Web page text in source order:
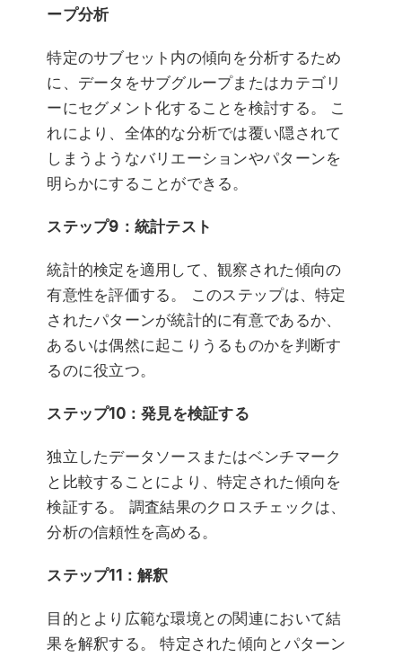
ープ分析
特定のサブセット内の傾向を分析するため
に、データをサブグループまたはカテゴリ
ーにセグメント化することを検討する。 こ
れにより、全体的な分析では覆い隠されて
しまうようなバリエーションやパターンを
明らかにすることができる。
ステップ9：統計テスト
統計的検定を適用して、観察された傾向の
有意性を評価する。 このステップは、特定
されたパターンが統計的に有意であるか、
あるいは偶然に起こりうるものかを判断す
るのに役立つ。
ステップ10：発見を検証する
独立したデータソースまたはベンチマーク
と比較することにより、特定された傾向を
検証する。 調査結果のクロスチェックは、
分析の信頼性を高める。
ステップ11：解釈
目的とより広範な環境との関連において結
果を解釈する。 特定された傾向とパターン